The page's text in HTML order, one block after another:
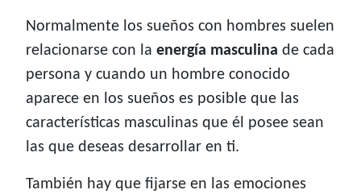
Normalmente los sueños con hombres suelen
relacionarse con la energía masculina de cada
persona y cuando un hombre conocido
aparece en los sueños es posible que las
características masculinas que él posee sean
las que deseas desarrollar en ti.
También hay que fijarse en las emociones